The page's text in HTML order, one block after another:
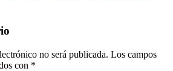
no será publicada. Los campos
con *